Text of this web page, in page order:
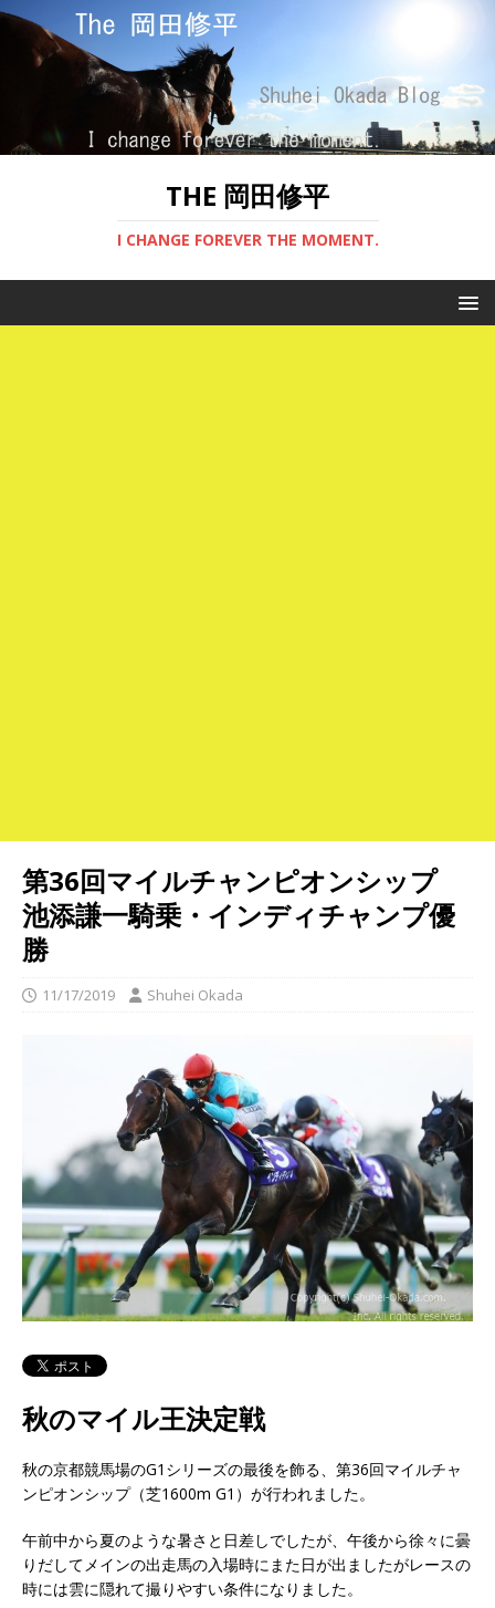
THE 岡田修平
I CHANGE FOREVER THE MOMENT.
第36回マイルチャンピオンシップ
池添謙一騎乗・インディチャンプ優
勝
11/17/2019 Shuhei Okada
秋のマイル王決定戦
秋の京都競馬場のG1シリーズの最後を飾る、第36回マイルチャ
ンピオンシップ（芝1600m G1）が行われました。
午前中から夏のような暑さと日差しでしたが、午後から徐々に曇
りだしてメインの出走馬の入場時にまた日が出ましたがレースの
時には雲に隠れて撮りやすい条件になりました。